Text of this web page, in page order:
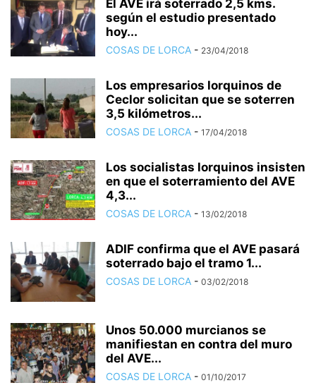
El AVE irá soterrado 2,5 kms.
según el estudio presentado
hoy...
COSAS DE LORCA - 23/04/2018
Los empresarios lorquinos de
Ceclor solicitan que se soterren
3,5 kilómetros...
COSAS DE LORCA - 17/04/2018
Los socialistas lorquinos insisten
en que el soterramiento del AVE
4,3...
COSAS DE LORCA - 13/02/2018
ADIF confirma que el AVE pasará
soterrado bajo el tramo 1...
COSAS DE LORCA - 03/02/2018
Unos 50.000 murcianos se
manifiestan en contra del muro
del AVE...
COSAS DE LORCA - 01/10/2017